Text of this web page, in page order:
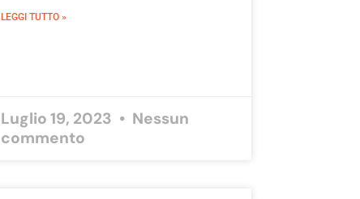
LEGGI TUTTO »
Luglio 19, 2023
Nessun
commento